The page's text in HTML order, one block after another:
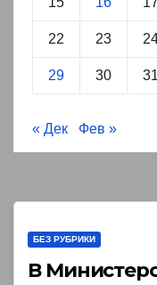
22 23
29 30 31
« Дек Фев »
БЕЗ РУБРИКИ
В